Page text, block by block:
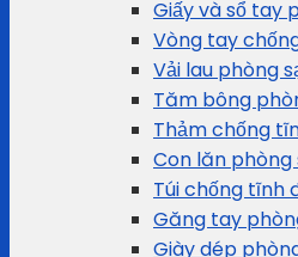
Giấy và sổ tay
Vòng tay
Vải lau phòng
Tăm bông
Thảm chống
Con lăn phòng
Túi chống tĩnh
Găng tay
Giày dép